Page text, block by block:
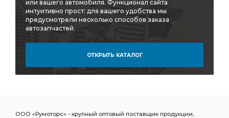
или вашего автомобиля. Функционал сайта
интуитивно прост: для вашего удобства мы
предусмотрели несколько способов заказа
автозапчастей.
ОТКРЫТЬ КАТАЛОГ
ООО «Румоторс» - крупный оптовый поставщик продукции,